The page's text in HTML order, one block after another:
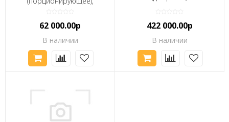
62 000.00р
В наличии
422 000.00р
В наличии